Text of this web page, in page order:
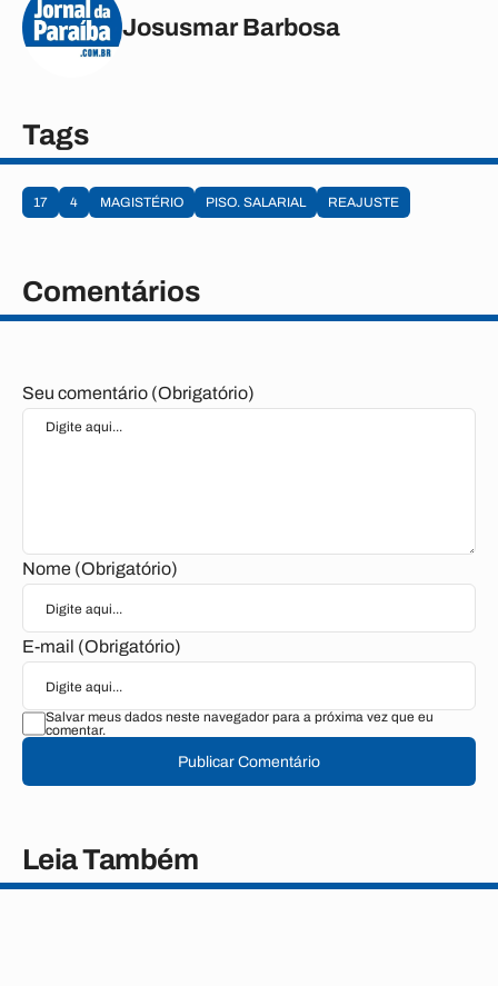
Josusmar Barbosa
Tags
17 4 MAGISTÉRIO PISO. SALARIAL REAJUSTE
Comentários
Seu comentário (Obrigatório)
Nome (Obrigatório)
E-mail (Obrigatório)
Salvar meus dados neste navegador para a próxima vez que eu
comentar.
Publicar Comentário
Leia Também